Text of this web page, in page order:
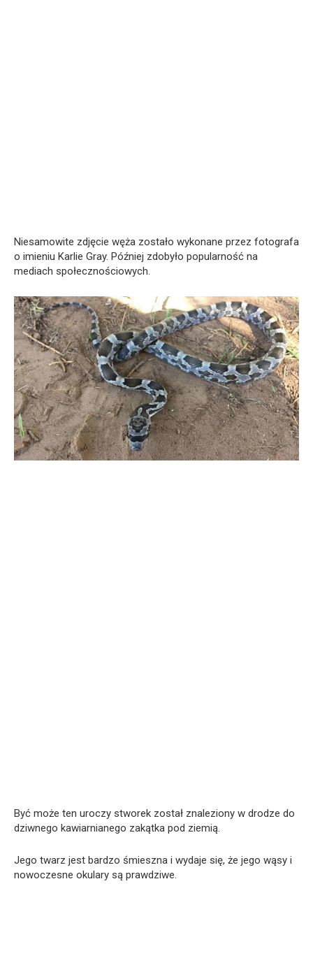
Niesamowite zdjęcie węża zostało wykonane przez fotografa
o imieniu Karlie Gray. Później zdobyło popularność na
mediach społecznościowych.
Być może ten uroczy stworek został znaleziony w drodze do
dziwnego kawiarnianego zakątka pod ziemią.
Jego twarz jest bardzo śmieszna i wydaje się, że jego wąsy i
nowoczesne okulary są prawdziwe.